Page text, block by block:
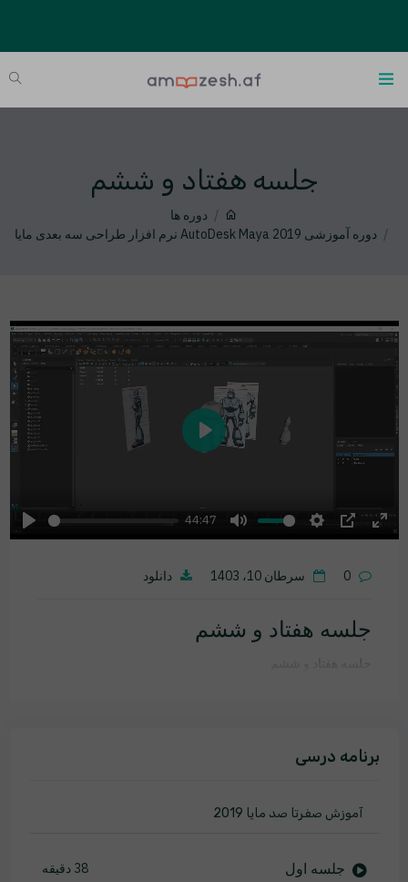
جلسه هفتاد و ششم
دوره ها
دوره آموزشی AutoDesk Maya 2019 نرم افزار طراحی سه بعدی مایا
Play
44:47
Mute Settings
PIP
Play
0 سرطان 10، 1403 دانلود
جلسه هفتاد و ششم
جلسه هفتاد و ششم
برنامه درسی
آموزش صفرتا صد مایا 2019
جلسه اول 38 دقیقه